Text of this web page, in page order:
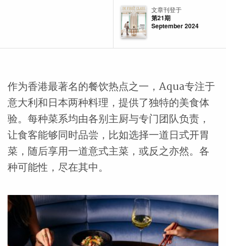
文章刊登于
第21期
September 2024
作为香港最著名的餐饮热点之一，Aqua专注于
意大利和日本两种料理，提供了独特的美食体
验。每种菜系均由各别主厨与专门团队负责，
让食客能够同时品尝，比如选择一道日式开胃
菜，随后享用一道意式主菜，或反之亦然。各
种可能性，尽在其中。